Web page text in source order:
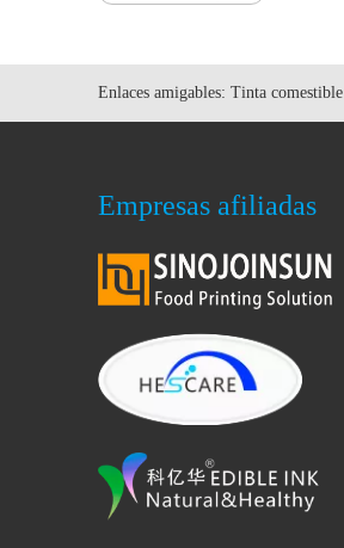
Enlaces amigables: Tinta comestible
Empresas afiliadas